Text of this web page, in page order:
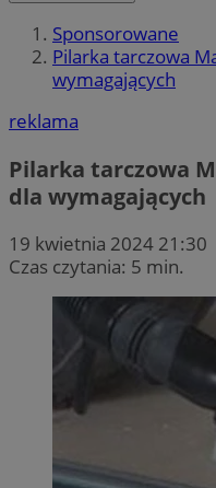
Sponsorowane
Pilarka tarczowa
wymagających
reklama
Pilarka tarczowa
dla wymagających
19 kwietnia 2024 21:30
Czas czytania: 5 min.